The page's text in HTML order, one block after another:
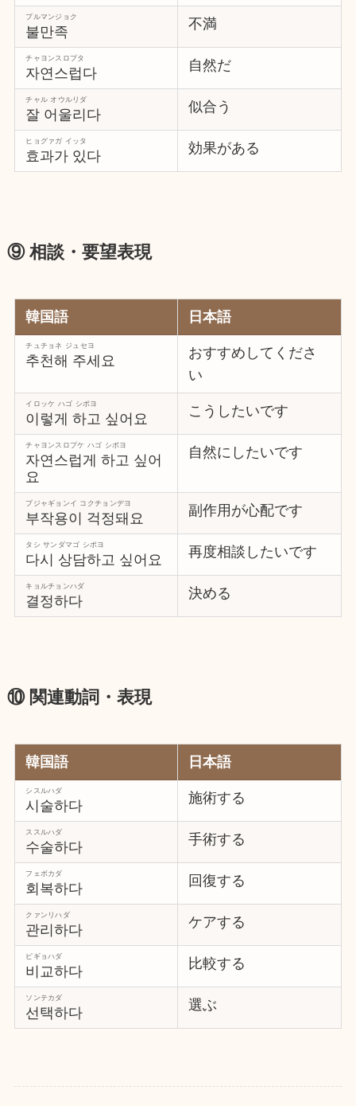
불만족
プルマンジョク 不満
자연스럽다
チャヨンスロプタ 自然だ
잘 어울리다
チャル オウルリダ 似合う
효과가 있다
ヒョグァガ イッタ 効果がある
⑨ 相談・要望表現
韓国語 日本語
추천해 주세요
チュチョネ ジュセヨ
おすすめしてくださ
い
이렇게 하고 싶어요
イロッケ ハゴ シポヨ こうしたいです
자연스럽게 하고 싶어
요
チャヨンスロプケ ハゴ シポヨ 自然にしたいです
부작용이 걱정돼요
プジャギョンイ コクチョンデヨ 副作用が心配です
다시 상담하고 싶어요
タシ サンダマゴ シポヨ 再度相談したいです
결정하다
キョルチョンハダ 決める
⑩ 関連動詞・表現
韓国語 日本語
시술하다
シスルハダ 施術する
수술하다
ススルハダ 手術する
회복하다
フェボカダ 回復する
관리하다
クァンリハダ ケアする
비교하다
ピギョハダ 比較する
선택하다
ソンテカダ 選ぶ